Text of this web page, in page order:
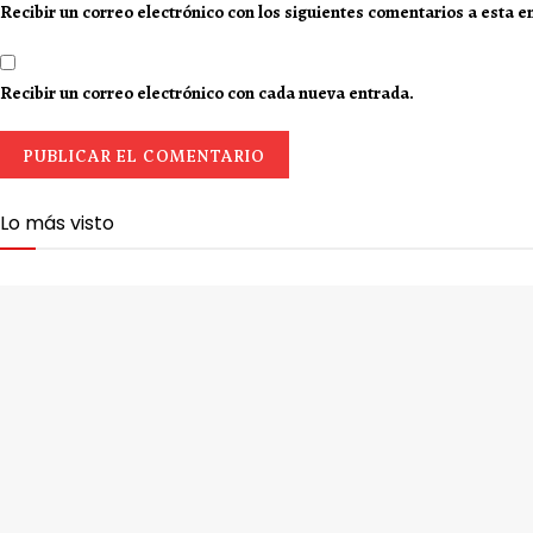
Recibir un correo electrónico con los siguientes comentarios a esta
Recibir un correo electrónico con cada nueva entrada.
Lo más visto